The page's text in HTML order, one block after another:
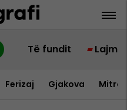
Të fundit Lajme
Ferizaj Gjakova